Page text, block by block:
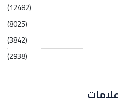
(12482)
(8025)
(3842)
(2938)
علامات